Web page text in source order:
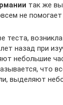
так же
не помогает
теста,
назад при
небольшие
что
выделяют